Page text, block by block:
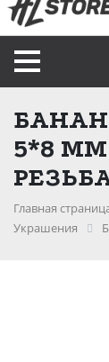
БАНАН
5*8
Главная
Украшения